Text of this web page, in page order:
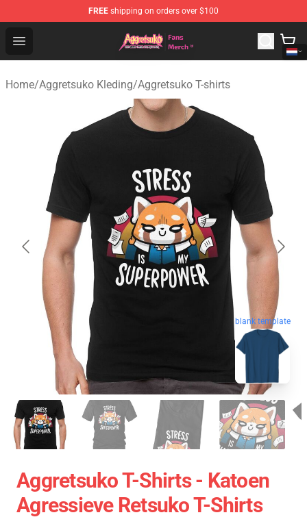
FREE shipping on orders over $100
Open menu
Aggretsuko Store - Official Aggretsuko Merchandise
Home/Aggretsuko Kleding/Aggretsuko T-shirts
blank template
Aggretsuko T-Shirts - Katoen
Agressieve Retsuko T-Shirts